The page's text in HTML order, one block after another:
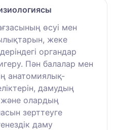
өсуі мен
жеке
органдар
Пән балалар мен
анатомиялық-
дамудың
және олардың
зерттеуге
даму